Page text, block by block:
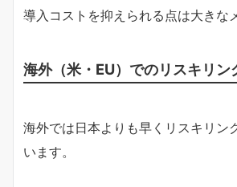
導入コストを抑えられる点は大きな
海外（米・EU）でのリスキリン
海外では日本よりも早くリスキリン
います。